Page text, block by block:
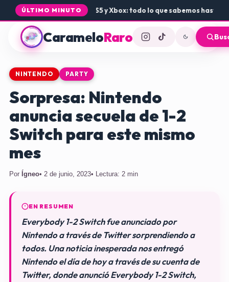
ÚLTIMO MINUTO
de Rogue Core a PS5 y Xbox: todo lo que sabemos hasta
CarameloRaro
NINTENDO PARTY
Sorpresa: Nintendo
anuncia secuela de 1-2
Switch para este mismo
mes
Por Ígneo• 2 de junio, 2023• Lectura: 2 min
EN RESUMEN
Everybody 1-2 Switch fue anunciado por
Nintendo a través de Twitter sorprendiendo a
todos. Una noticia inesperada nos entregó
Nintendo el día de hoy a través de su cuenta de
Twitter, donde anunció Everybody 1-2 Switch,